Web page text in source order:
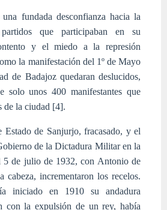
fundada desconfianza hacia la
que participaban en su
y el miedo a la represión
la manifestación del 1º de Mayo
de Badajoz quedaran deslucidos,
solo unos 400 manifestantes que
de la ciudad [4].
Estado de Sanjurjo, fracasado, y el
de la Dictadura Militar en la
5 de julio de 1932, con Antonio de
cabeza, incrementaron los recelos.
iniciado en 1910 su andadura
con la expulsión de un rey, había